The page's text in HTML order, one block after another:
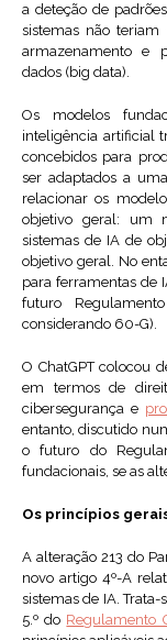
a deteção de
sistemas não teriam
armazenamento e
dados (big data).
Os modelos
inteligência artificial
concebidos para
ser adaptados a
relacionar os
objetivo geral: um
sistemas de IA de
objetivo geral. No
para ferramentas de
futuro
considerando 60-G).
O ChatGPT colocou
em termos de
cibersegurança e
entanto, discutido
o futuro do
fundacionais, se as
Os princípios
A alteração 213 do
novo artigo 4º-A
sistemas de IA.
5.º do Regulamento